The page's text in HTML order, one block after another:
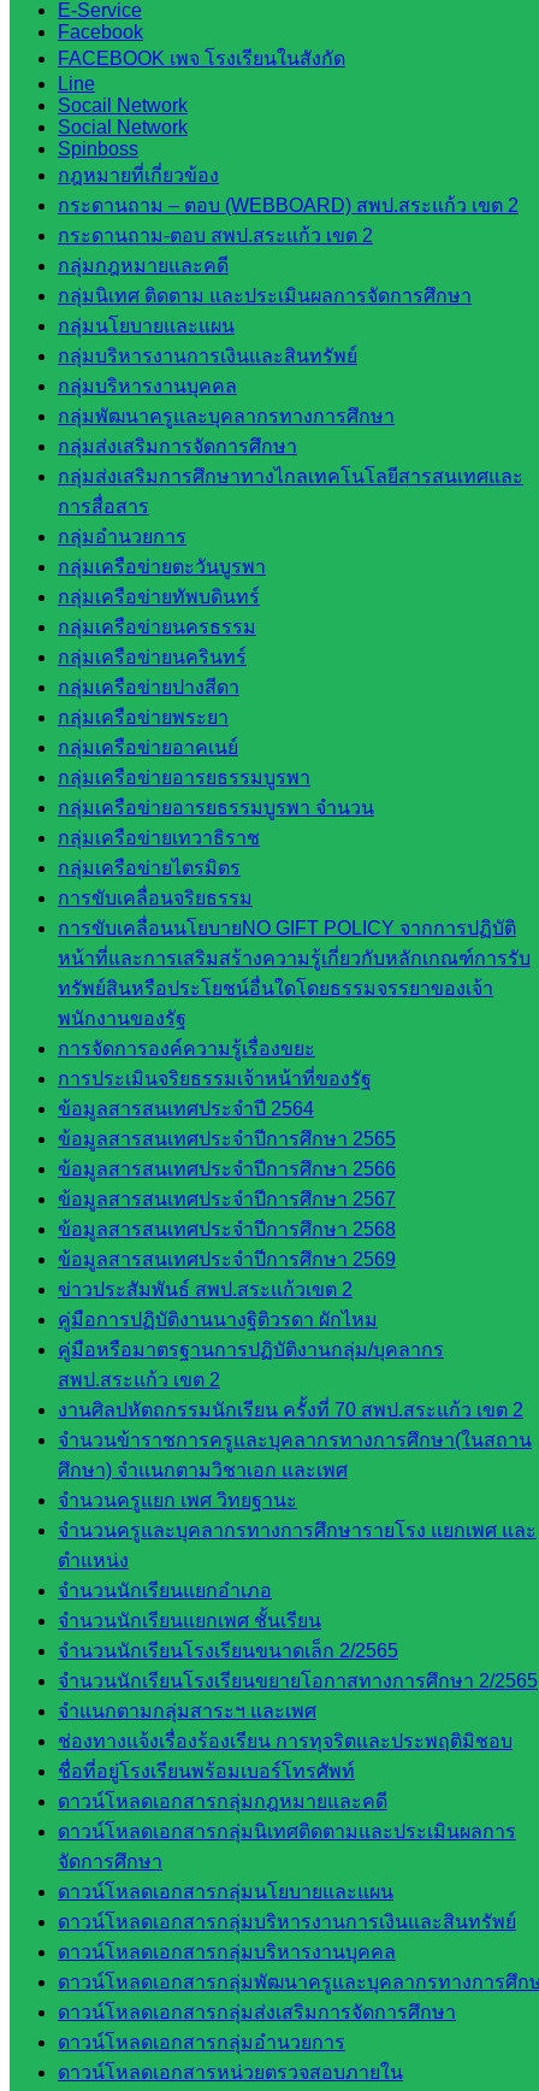
E-Service
Facebook
FACEBOOK เพจ โรงเรียนในสังกัด
Line
Socail Network
Social Network
Spinboss
กฎหมายที่เกี่ยวข้อง
กระดานถาม – ตอบ (WEBBOARD) สพป.สระแก้ว เขต 2
กระดานถาม-ตอบ สพป.สระแก้ว เขต 2
กลุ่มกฎหมายและคดี
กลุ่มนิเทศ ติดตาม และประเมินผลการจัดการศึกษา
กลุ่มนโยบายและแผน
กลุ่มบริหารงานการเงินและสินทรัพย์
กลุ่มบริหารงานบุคคล
กลุ่มพัฒนาครูและบุคลากรทางการศึกษา
กลุ่มส่งเสริมการจัดการศึกษา
กลุ่มส่งเสริมการศึกษาทางไกลเทคโนโลยีสารสนเทศและ
การสื่อสาร
กลุ่มอำนวยการ
กลุ่มเครือข่ายตะวันบูรพา
กลุ่มเครือข่ายทัพบดินทร์
กลุ่มเครือข่ายนครธรรม
กลุ่มเครือข่ายนครินทร์
กลุ่มเครือข่ายปางสีดา
กลุ่มเครือข่ายพระยา
กลุ่มเครือข่ายอาคเนย์
กลุ่มเครือข่ายอารยธรรมบูรพา
กลุ่มเครือข่ายอารยธรรมบูรพา จำนวน
กลุ่มเครือข่ายเทวาธิราช
กลุ่มเครือข่ายไตรมิตร
การขับเคลื่อนจริยธรรม
การขับเคลื่อนนโยบายNO GIFT POLICY จากการปฏิบัติ
หน้าที่และการเสริมสร้างความรู้เกี่ยวกับหลักเกณฑ์การรับ
ทรัพย์สินหรือประโยชน์อื่นใดโดยธรรมจรรยาของเจ้า
พนักงานของรัฐ
การจัดการองค์ความรู้เรื่องขยะ
การประเมินจริยธรรมเจ้าหน้าที่ของรัฐ
ข้อมูลสารสนเทศประจำปี 2564
ข้อมูลสารสนเทศประจำปีการศึกษา 2565
ข้อมูลสารสนเทศประจำปีการศึกษา 2566
ข้อมูลสารสนเทศประจำปีการศึกษา 2567
ข้อมูลสารสนเทศประจำปีการศึกษา 2568
ข้อมูลสารสนเทศประจำปีการศึกษา 2569
ข่าวประสัมพันธ์ สพป.สระแก้วเขต 2
คู่มือการปฏิบัติงานนางฐิติวรดา ผักไหม
คู่มือหรือมาตรฐานการปฏิบัติงานกลุ่ม/บุคลากร
สพป.สระแก้ว เขต 2
งานศิลปหัตถกรรมนักเรียน ครั้งที่ 70 สพป.สระแก้ว เขต 2
จำนวนข้าราชการครูและบุคลากรทางการศึกษา(ในสถาน
ศึกษา) จำแนกตามวิชาเอก และเพศ
จำนวนครูแยก เพศ วิทยฐานะ
จำนวนครูและบุคลากรทางการศึกษารายโรง แยกเพศ และ
ตำแหน่ง
จำนวนนักเรียนแยกอำเภอ
จำนวนนักเรียนแยกเพศ ชั้นเรียน
จำนวนนักเรียนโรงเรียนขนาดเล็ก 2/2565
จำนวนนักเรียนโรงเรียนขยายโอกาสทางการศึกษา 2/2565
จำแนกตามกลุ่มสาระฯ และเพศ
ช่องทางแจ้งเรื่องร้องเรียน การทุจริตและประพฤติมิชอบ
ชื่อที่อยู่โรงเรียนพร้อมเบอร์โทรศัพท์
ดาวน์โหลดเอกสารกลุ่มกฎหมายและคดี
ดาวน์โหลดเอกสารกลุ่มนิเทศติดตามและประเมินผลการ
จัดการศึกษา
ดาวน์โหลดเอกสารกลุ่มนโยบายและแผน
ดาวน์โหลดเอกสารกลุ่มบริหารงานการเงินและสินทรัพย์
ดาวน์โหลดเอกสารกลุ่มบริหารงานบุคคล
ดาวน์โหลดเอกสารกลุ่มพัฒนาครูและบุคลากรทางการศึก
ดาวน์โหลดเอกสารกลุ่มส่งเสริมการจัดการศึกษา
ดาวน์โหลดเอกสารกลุ่มอำนวยการ
ดาวน์โหลดเอกสารหน่วยตรวจสอบภายใน
สระแก้ว
วิทยาลัย
เทคนิค
วังน้ำเย็น
กศน.สระแก้ว
เว็บไซต์
กลุ่มงาน
ใน
สำนักงาน
กลุ่
มอำนวย
การ
กลุ่ม
บริหาร
งานงาน
เงินและ
สินทรัพย์
กลุ่มน
โยบาย
และแผน
กลุ่มส่ง
เสริมการ
จัดการ
ศึกษา
กลุ่ม
บริหาร
งาน
บุคคล
กลุ่ม
พัฒนาครู
และบุ
คลากรฯ
กลุ่มนิ
เทศ
ติดตาม
และประ
เมินผลฯ
เว็บไซต์
หลักสูตร
ต้าน
ทุจริต
ห้อง
นิเทศ
ศน.นิพนธ์
พรมพิไล
ห้อง
นิเทศ
ศน.ชยา
ธิศ/
ศน.อัญชลี
ห้อง
นิเทศ
ดร.สราว
ดี เพ็งศรี
โคตร
เว็บไซต์
คณะ
กรรมการ
ก.ต.ป.น.
เว็บไซต์
อ.ค.ก.ศ.เขต
พื้นที่การ
ศึกษา